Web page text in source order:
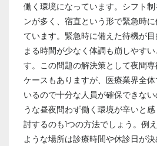
働く環境になっています。シフト
ンが多く、宿直という形で緊急時
ています。緊急時に備えた待機が
まる時間が少なく体調も崩しやす
す。この問題の解決策として夜間
ケースもありますが、医療業界全
いるので十分な人員が確保できな
うな昼夜問わず働く環境が辛いと
討するのも1つの方法でしょう。例
ような場所は診療時間や休診日が